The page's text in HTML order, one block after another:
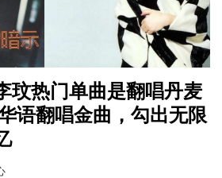
玟热门单曲是翻唱丹麦
语翻唱金曲，勾出无限